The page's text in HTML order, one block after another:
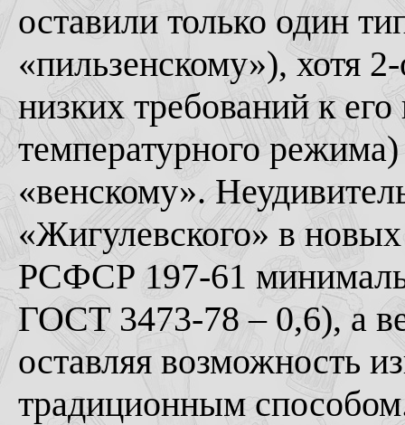
оставили только один
«пильзенскому»), хотя
низких требований к
температурного
«венскому».
«Жигулевского» в
РСФСР 197-61
ГОСТ 3473-78 – 0,6), а
оставляя возможность
традиционным